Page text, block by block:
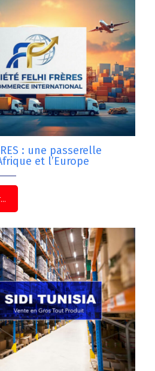
: une passerelle
et l’Europe